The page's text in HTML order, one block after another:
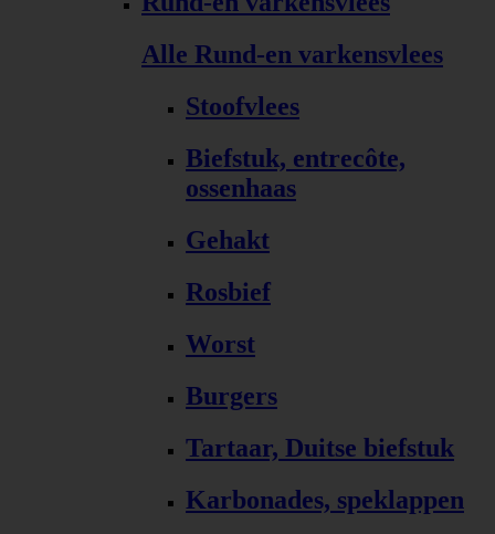
Alle Rund-en varkensvlees
Stoofvlees
Biefstuk, entrecôte,
ossenhaas
Gehakt
Rosbief
Worst
Burgers
Tartaar, Duitse biefstuk
Karbonades, speklappen